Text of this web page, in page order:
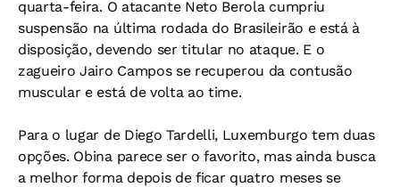
quarta-feira. O atacante Neto Berola cumpriu
suspensão na última rodada do Brasileirão e está à
disposição, devendo ser titular no ataque. E o
zagueiro Jairo Campos se recuperou da contusão
muscular e está de volta ao time.
Para o lugar de Diego Tardelli, Luxemburgo tem duas
opções. Obina parece ser o favorito, mas ainda busca
a melhor forma depois de ficar quatro meses se